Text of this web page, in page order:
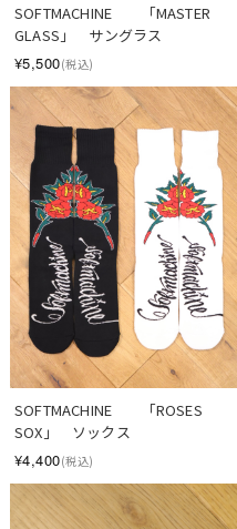
SOFTMACHINE　　「MASTER
GLASS」　サングラス
¥5,500(税込)
SOFTMACHINE　　「ROSES
SOX」　ソックス
¥4,400(税込)